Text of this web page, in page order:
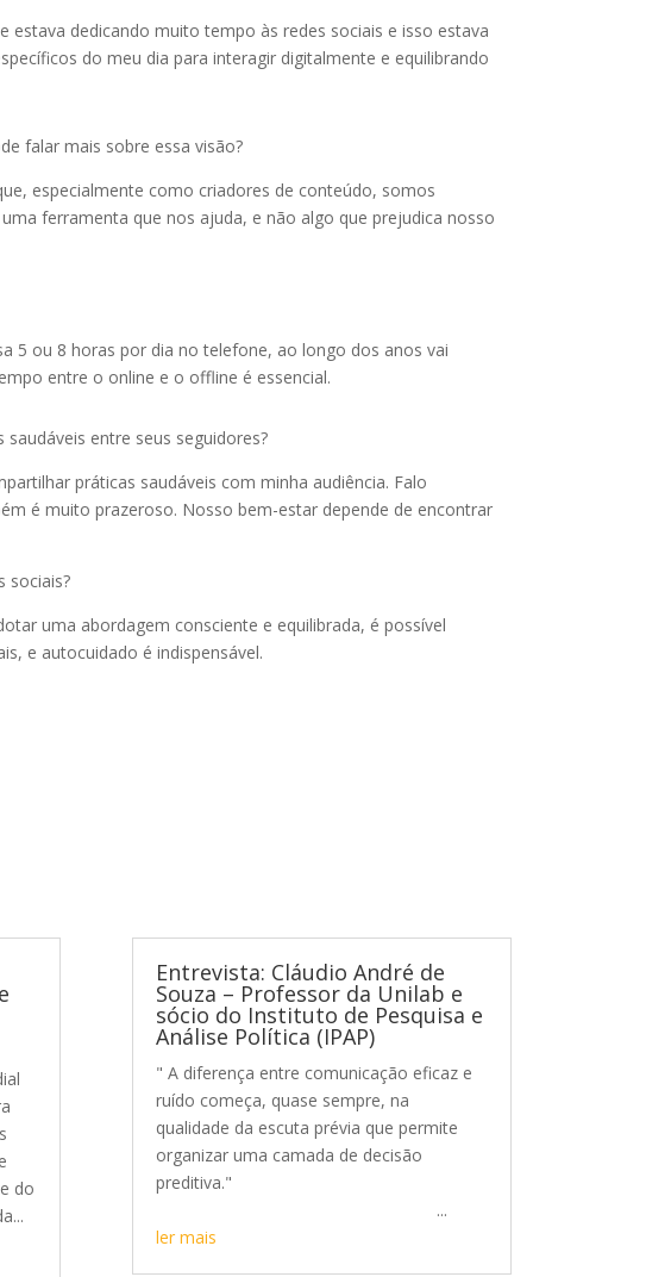
estava dedicando muito tempo às redes sociais e isso estava
do meu dia para interagir digitalmente e equilibrando
falar mais sobre essa visão?
especialmente como criadores de conteúdo, somos
ferramenta que nos ajuda, e não algo que prejudica nosso
5 ou 8 horas por dia no telefone, ao longo dos anos vai
entre o online e o offline é essencial.
entre seus seguidores?
práticas saudáveis com minha audiência. Falo
é muito prazeroso. Nosso bem-estar depende de encontrar
sociais?
uma abordagem consciente e equilibrada, é possível
e autocuidado é indispensável.
do
Entrevista: Cláudio André de
Souza – Professor da Unilab e
sócio do Instituto de Pesquisa e
Análise Política (IPAP)
" A diferença entre comunicação eficaz e
ruído começa, quase sempre, na
qualidade da escuta prévia que permite
organizar uma camada de decisão
preditiva."
...
ler mais